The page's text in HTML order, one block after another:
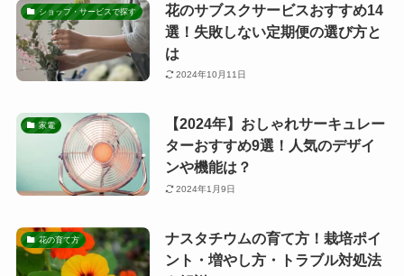
ショップ・サービスで探す
花のサブスクサービスおすすめ14
選！失敗しない定期便の選び方と
は
2024年10月11日
家電
【2024年】おしゃれサーキュレー
ターおすすめ9選！人気のデザイ
ンや機能は？
2024年1月9日
花の育て方
ナスタチウムの育て方！栽培ポイ
ント・増やし方・トラブル対処法